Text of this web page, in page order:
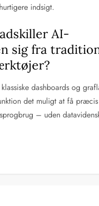
indsigt.
AI-
sig fra
dashboards og
det muligt at få
– uden